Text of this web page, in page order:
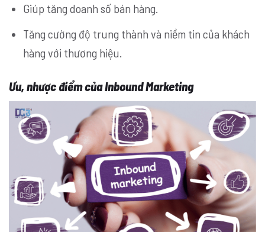
Giúp tăng doanh số bán hàng.
Tăng cường độ trung thành và niềm tin của khách
hàng với thương hiệu.
Ưu, nhược điểm của Inbound Marketing